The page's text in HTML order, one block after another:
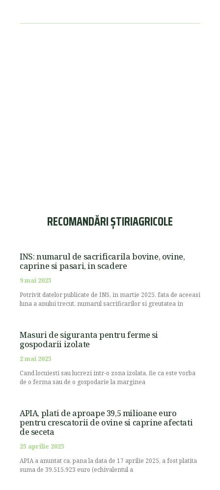
RECOMANDĂRI ȘTIRIAGRICOLE
INS: numarul de sacrificarila bovine, ovine,
caprine si pasari, in scadere
9 mai 2025
Potrivit datelor publicate de INS, in martie 2025, fata de aceeasi
luna a anului trecut, numarul sacrificarilor si greutatea in
Masuri de siguranta pentru ferme si
gospodarii izolate
2 mai 2025
Cand locuiesti sau lucrezi intr-o zona izolata, fie ca este vorba
de o ferma sau de o gospodarie la marginea
APIA, plati de aproape 39,5 milioane euro
pentru crescatorii de ovine si caprine afectati
de seceta
25 aprilie 2025
APIA a anuntat ca, pana la data de 17 aprilie 2025, a fost platita
suma de 39.515.923 euro (echivalentul a